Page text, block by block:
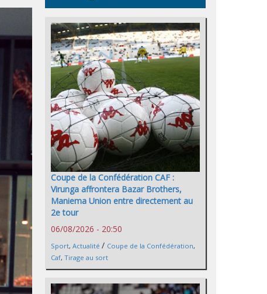
Coupe de la Confédération CAF :
Virunga affrontera Bazar Brothers,
Maniema Union entre directement au
2e tour
06/08/2026 - 20:50
Sport, Actualité / Coupe de la Confédération,
Caf, Tirage au sort